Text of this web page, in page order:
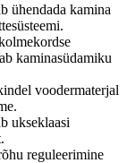
ühendada kamina
kaminasüdamiku
voodermaterjal
ukseklaasi
reguleerimine